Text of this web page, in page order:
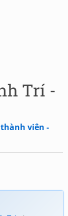
Trí -
viên -